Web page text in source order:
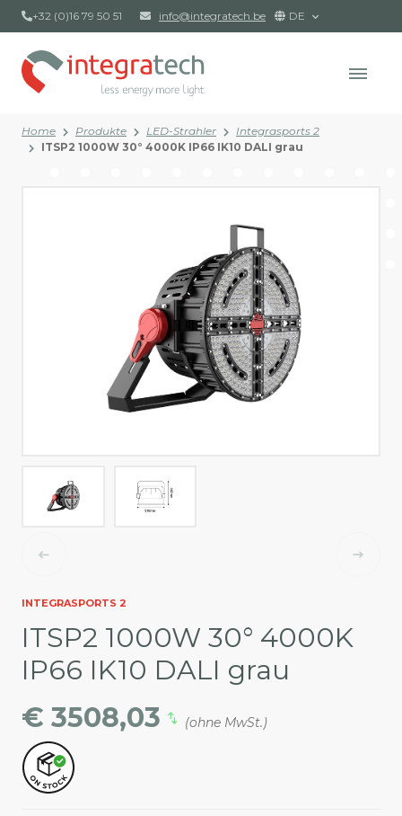
+32 (0)16 79 50 51 info@integratech.be DE
Home Produkte LED-Strahler
Integrasports 2
ITSP2 1000W 30° 4000K IP66 IK10 DALI grau
INTEGRASPORTS 2
ITSP2 1000W 30° 4000K
IP66 IK10 DALI grau
€ 3508,03
(ohne MwSt.)